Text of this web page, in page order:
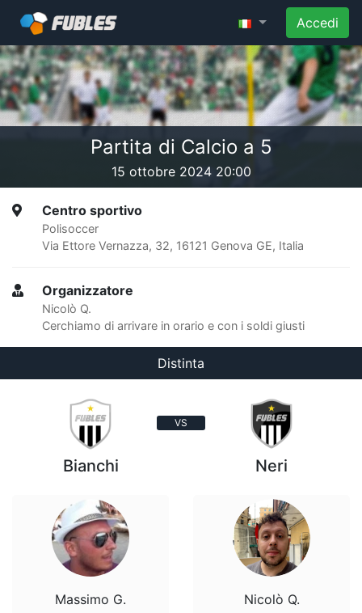
Accedi
Partita di Calcio a 5
15 ottobre 2024 20:00
Centro sportivo
Polisoccer
Via Ettore Vernazza, 32, 16121 Genova GE, Italia
Organizzatore
Nicolò Q.
Cerchiamo di arrivare in orario e con i soldi giusti
Distinta
VS
Bianchi
Massimo G.
Neri
Nicolò Q.